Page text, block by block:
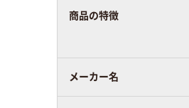
商品の特徴
メーカー名